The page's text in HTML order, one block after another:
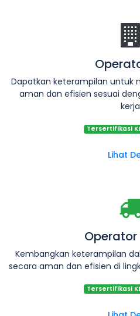
Dapatkan keterampilan untuk
aman dan efisien sesuai
Tersertifikasi
Lihat
Operator
Kembangkan keterampilan
secara aman dan efisien di
Tersertifikasi